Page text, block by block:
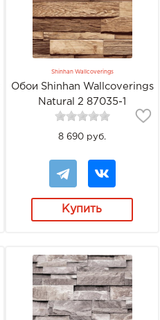
Shinhan Wallcoverings
Обои Shinhan Wallcoverings
Natural 2 87035-1
8 690 руб.
Купить